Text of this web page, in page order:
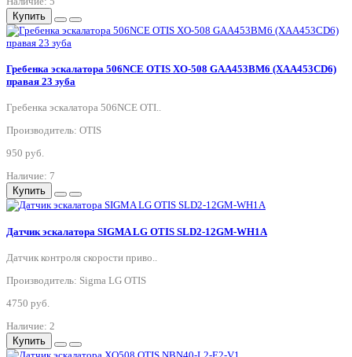
Купить
Гребенка эскалатора 506NCE OTIS XO-508 GAA453BM6 (XAA453CD6)
правая 23 зуба
Гребенка эскалатора 506NCE OTI..
Производитель: OTIS
950 руб.
Наличие: 7
Купить
Датчик эскалатора SIGMA LG OTIS SLD2-12GM-WH1A
Датчик контроля скорости приво..
Производитель: Sigma LG OTIS
4750 руб.
Наличие: 2
Купить